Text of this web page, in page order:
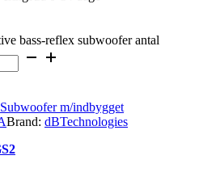
bass-reflex subwoofer antal
Subwoofer m/indbygget
Brand: dBTechnologies